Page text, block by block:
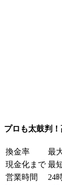
プロも太鼓判
換金率
最
現金化まで 最
営業時間
24